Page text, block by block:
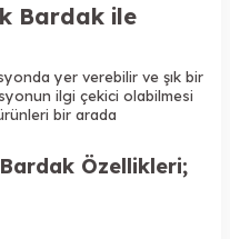
Bardak ile
yer verebilir ve şık bir
ilgi çekici olabilmesi
bir arada
Özellikleri;